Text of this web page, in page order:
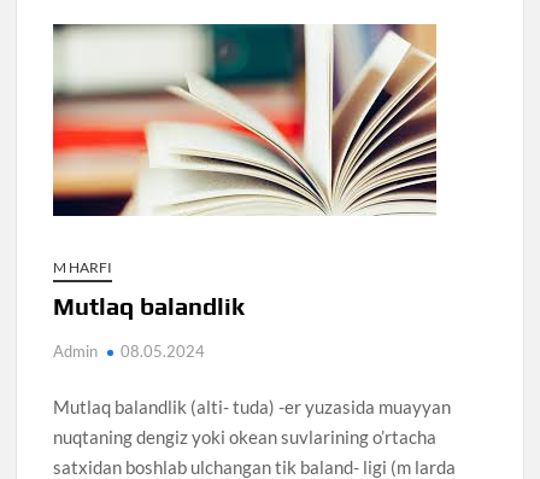
M HARFI
Mutlaq balandlik
Admin 08.05.2024
Mutlaq balandlik (alti- tuda) -er yuzasida muayyan
nuqtaning dengiz yoki okean suvlarining o’rtacha
satxidan boshlab ulchangan tik baland- ligi (m larda